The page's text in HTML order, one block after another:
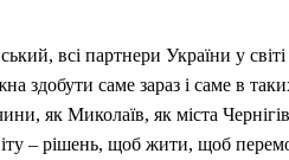
всі партнери України у
здобути саме зараз і саме в
як Миколаїв, як міста
– рішень, щоб жити, щоб